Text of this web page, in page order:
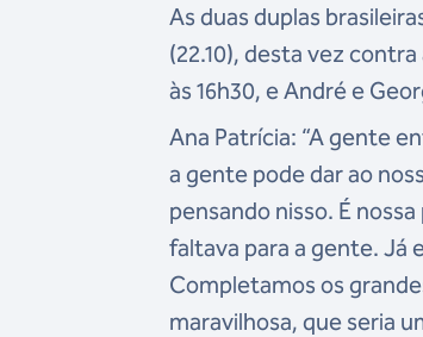
As duas duplas
(22.10), desta vez
às 16h30, e André e
Ana Patrícia: “A gente
a gente pode dar ao
pensando nisso. É
faltava para a gente. Já
Completamos os
maravilhosa, que seria